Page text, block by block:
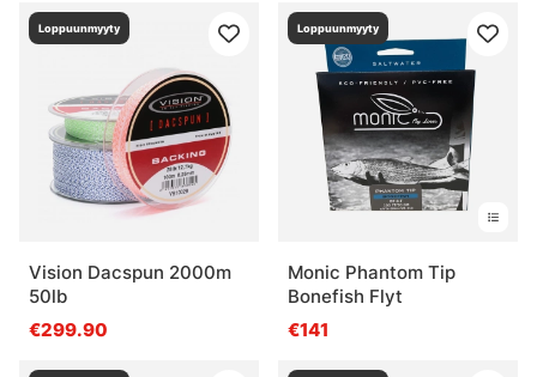
Loppuunmyyty
Vision Dacspun 2000m
50lb
€299.90
Loppuunmyyty
Monic Phantom Tip
Bonefish Flyt
€141